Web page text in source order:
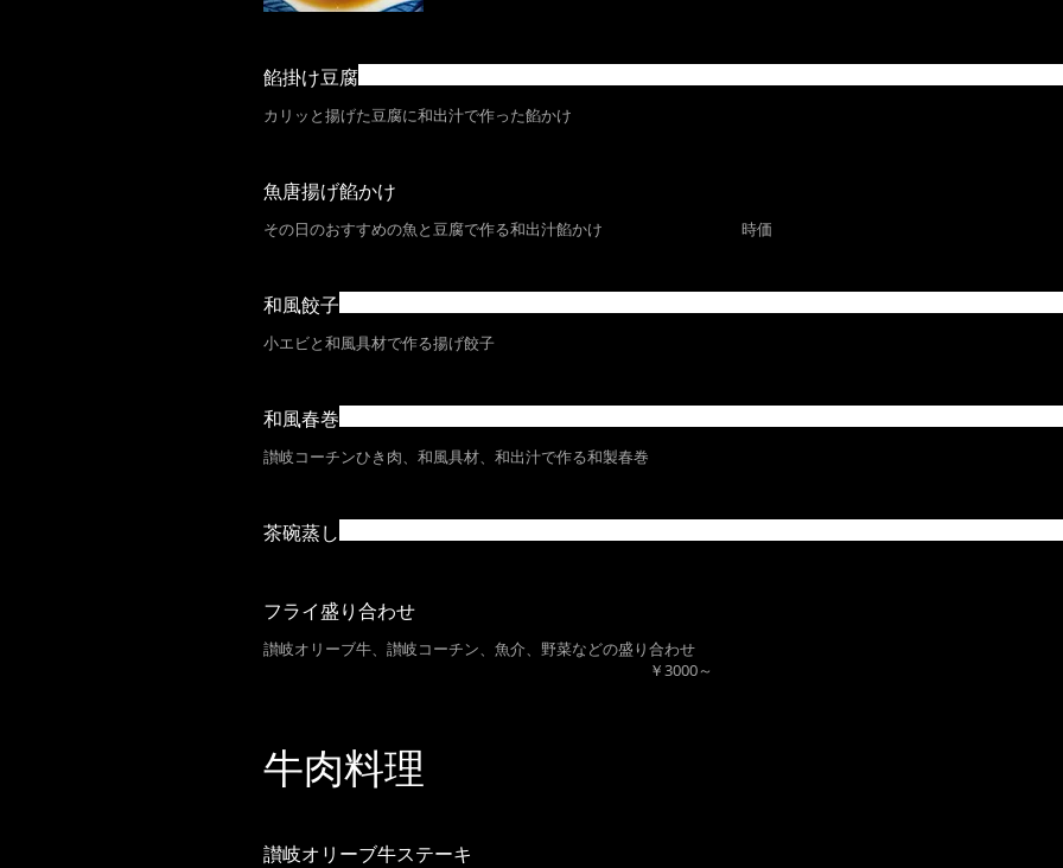
餡掛け豆腐
カリッと揚げた豆腐に和出汁で作った餡かけ
魚唐揚げ餡かけ
その日のおすすめの魚と豆腐で作る和出汁餡かけ 時価
和風餃子
小エビと和風具材で作る揚げ餃子
和風春巻
讃岐コーチンひき肉、和風具材、和出汁で作る和製春巻
茶碗蒸し
フライ盛り合わせ
讃岐オリーブ牛、讃岐コーチン、魚介、野菜などの盛り合わせ
￥3000～
牛肉料理
讃岐オリーブ牛ステーキ